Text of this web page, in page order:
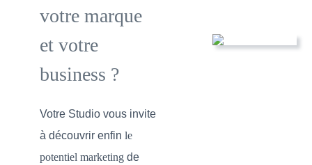
votre marque
et votre
business ?
Votre Studio vous invite
à découvrir enfinle
potentiel marketing de